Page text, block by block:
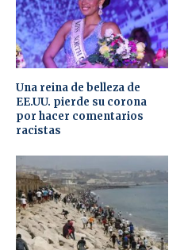
Una reina de belleza de
EE.UU. pierde su corona
por hacer comentarios
racistas